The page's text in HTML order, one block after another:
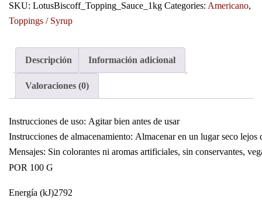
SKU: LotusBiscoff_Topping_Sauce_1kg Categories: Americano,
Toppings / Syrup
Descripción Información adicional
Valoraciones (0)
Instrucciones de uso: Agitar bien antes de usar
Instrucciones de almacenamiento: Almacenar en un lugar seco lejos
Mensajes: Sin colorantes ni aromas artificiales, sin conservantes,
POR 100 G
Energía (kJ)2792